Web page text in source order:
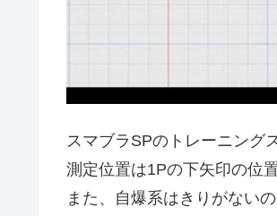
スマブラSPのトレーニング
測定位置は1Pの下矢印の位
また、自爆系はきりがない